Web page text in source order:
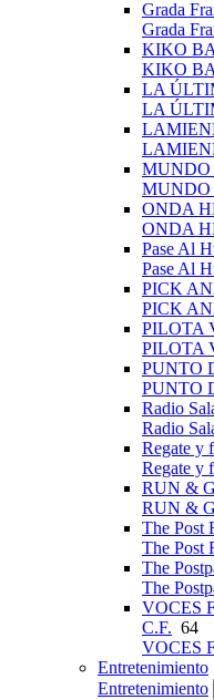
Grada
Grada
KIKO
KIKO
LA
LA
MUNDO
MUNDO
ONDA
ONDA
Pase Al
Pase Al
PICK
PICK
PILOTA
PILOTA
PUNTO
PUNTO
Radio
Radio
Regate y
Regate y
RUN &
RUN &
The Post
The Post
The
The
VOCES
C.F. 64
VOCES
Entretenimiento
Entretenimiento